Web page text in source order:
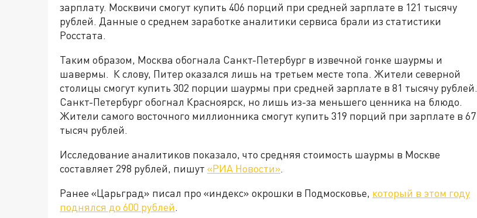
зарплату. Москвичи смогут купить 406 порций при средней зарплате в 121 тысячу
рублей. Данные о среднем заработке аналитики сервиса брали из статистики
Росстата.
Таким образом, Москва обогнала Санкт-Петербург в извечной гонке шаурмы и
шавермы. К слову, Питер оказался лишь на третьем месте топа. Жители северной
столицы смогут купить 302 порции шаурмы при средней зарплате в 81 тысячу рублей.
Санкт-Петербург обогнал Красноярск, но лишь из-за меньшего ценника на блюдо.
Жители самого восточного миллионника смогут купить 319 порций при зарплате в 67
тысяч рублей.
Исследование аналитиков показало, что средняя стоимость шаурмы в Москве
составляет 298 рублей, пишут «РИА Новости».
Ранее «Царьград» писал про «индекс» окрошки в Подмосковье, который в этом году
поднялся до 600 рублей.